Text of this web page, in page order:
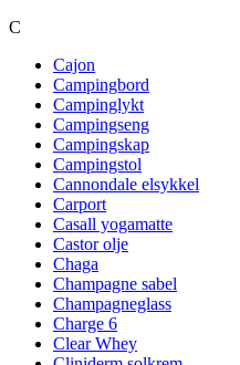
C
Cajon
Campingbord
Campinglykt
Campingseng
Campingskap
Campingstol
Cannondale elsykkel
Carport
Casall yogamatte
Castor olje
Chaga
Champagne sabel
Champagneglass
Charge 6
Clear Whey